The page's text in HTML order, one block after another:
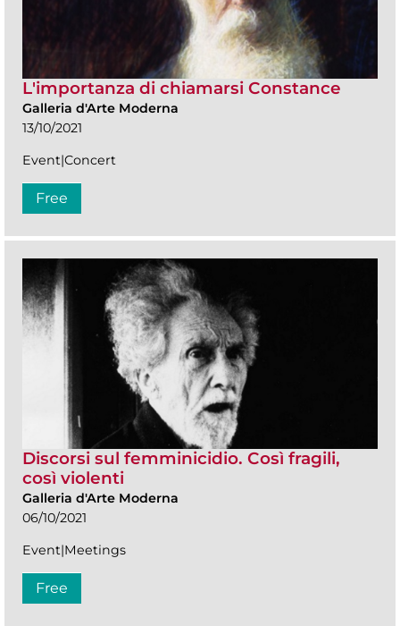
L'importanza di chiamarsi Constance
Galleria d'Arte Moderna
13/10/2021
Event|Concert
Free
Discorsi sul femminicidio. Così fragili,
così violenti
Galleria d'Arte Moderna
06/10/2021
Event|Meetings
Free